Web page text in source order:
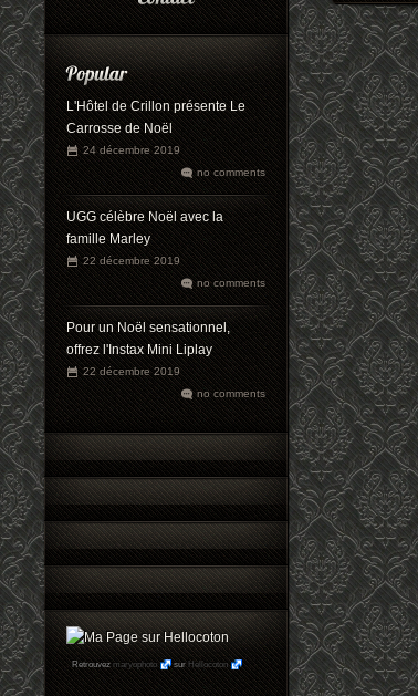
L'Hôtel de Crillon présente Le
Carrosse de Noël
24 décembre 2019
no comments
UGG célèbre Noël avec la
famille Marley
22 décembre 2019
no comments
Pour un Noël sensationnel,
offrez l'Instax Mini Liplay
22 décembre 2019
no comments
Retrouvez maryophoto sur Hellocoton